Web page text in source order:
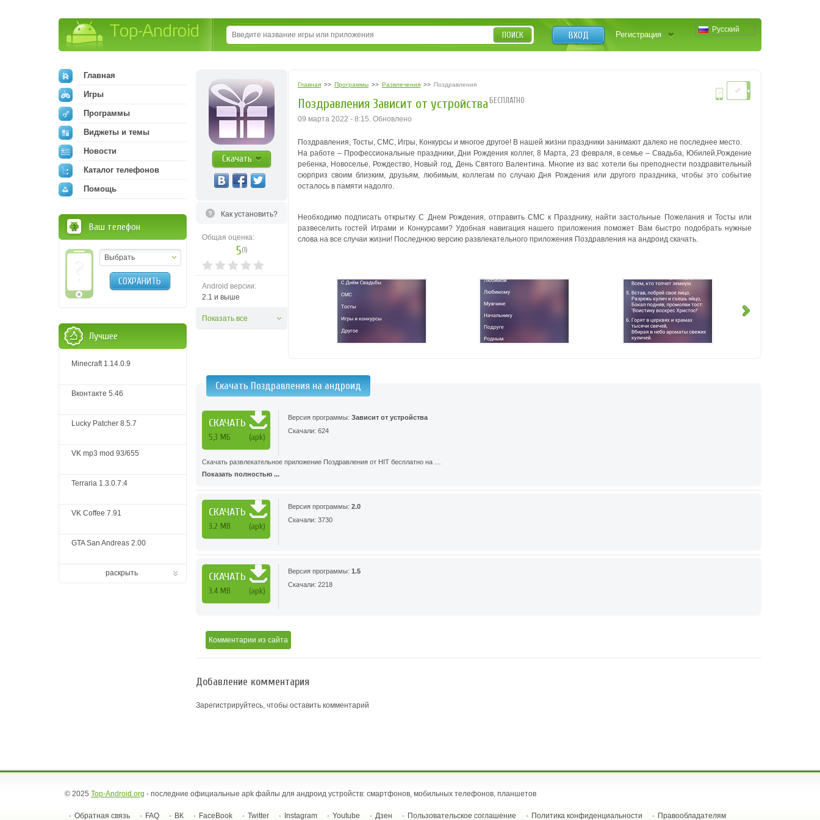
Русский
ВХОД Регистрация
ПОИСК
Скачать
Как установить?
Общая оценка:
5(1)
Android версии:
2.1 и выше
Показать все
Главная >> Программы >> Развлечения >> Поздравления
Поздравления Зависит от устройства БЕСПЛАТНО
09 марта 2022 - 8:15. Обновлено
Поздравления, Тосты, СМС, Игры, Конкурсы и многое другое! В нашей жизни праздники занимают далеко не последнее место.
На работе – Профессиональные праздники, Дни Рождения коллег, 8 Марта, 23 февраля, в семье – Свадьба, Юбилей,Рождение
ребенка, Новоселье, Рождество, Новый год, День Святого Валентина. Многие из вас хотели бы преподнести поздравительный
сюрприз своим близким, друзьям, любимым, коллегам по случаю Дня Рождения или другого праздника, чтобы это событие
осталось в памяти надолго.
Необходимо подписать открытку С Днем Рождения, отправить СМС к Празднику, найти застольные Пожелания и Тосты или
развеселить гостей Играми и Конкурсами? Удобная навигация нашего приложения поможет Вам быстро подобрать нужные
слова на все случаи жизни! Последнюю версию развлекательного приложения Поздравления на андроид скачать.
Скачать Поздравления на андроид
СКАЧАТЬ
5,3 МБ (apk)
Версия программы: Зависит от устройства
Скачали: 624
Скачать развлекательное приложение Поздравления от HIT бесплатно на …
Показать полностью ...
СКАЧАТЬ
3.2 MB (apk)
Версия программы: 2.0
Скачали: 3730
СКАЧАТЬ
3.4 MB (apk)
Версия программы: 1.5
Скачали: 2218
Комментарии из сайта
Добавление комментария
Зарегистрируйтесь, чтобы оставить комментарий
Главная
Игры
Программы
Виджеты и темы
Новости
Каталог телефонов
Помощь
Ваш телефон
Выбрать
СОХРАНИТЬ
Лучшее
Minecraft 1.14.0.9
Вконтакте 5.46
Lucky Patcher 8.5.7
VK mp3 mod 93/655
Terraria 1.3.0.7.4
VK Coffee 7.91
GTA San Andreas 2.00
раскрыть
© 2025 Top-Android.org - последние официальные apk файлы для андроид устройств: смартфонов, мобильных телефонов, планшетов
Обратная связь FAQ ВК FaceBook Twitter Instagram Youtube Дзен Пользовательское соглашение Политика конфиденциальности Правообладателям